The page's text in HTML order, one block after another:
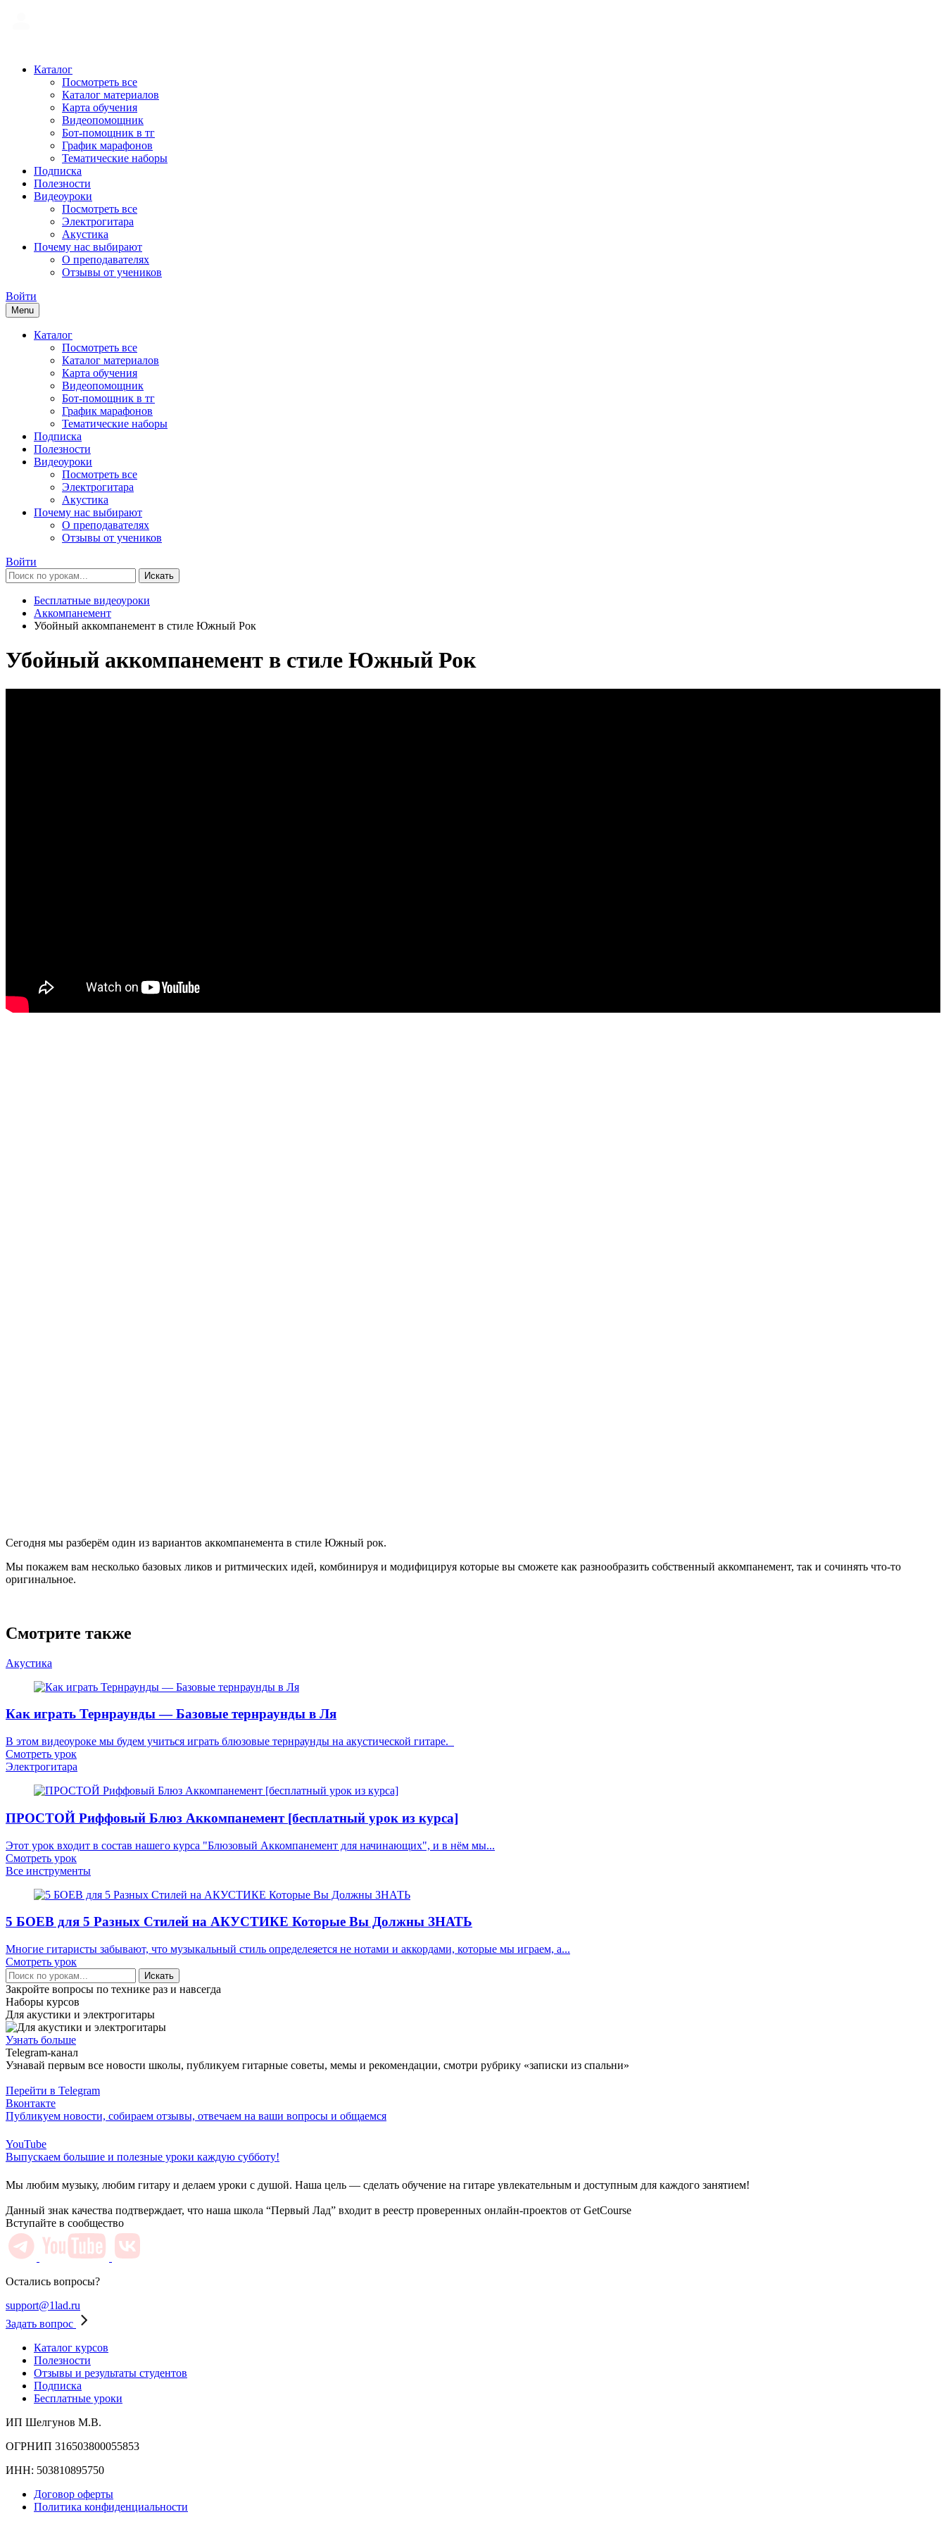
Каталог
Посмотреть все
Каталог материалов
Карта обучения
Видеопомощник
Бот-помощник в тг
График марафонов
Тематические наборы
Подписка
Полезности
Видеоуроки
Посмотреть все
Электрогитара
Акустика
Почему нас выбирают
О преподавателях
Отзывы от учеников
Войти
Menu
Каталог
Посмотреть все
Каталог материалов
Карта обучения
Видеопомощник
Бот-помощник в тг
График марафонов
Тематические наборы
Подписка
Полезности
Видеоуроки
Посмотреть все
Электрогитара
Акустика
Почему нас выбирают
О преподавателях
Отзывы от учеников
Войти
Искать
Бесплатные видеоуроки
Аккомпанемент
Убойный аккомпанемент в стиле Южный Рок
Убойный аккомпанемент в стиле Южный Рок
Сегодня мы разберём один из вариантов аккомпанемента в стиле Южный рок.
Мы покажем вам несколько базовых ликов и ритмических идей, комбинируя и модифицируя которые вы сможете как разнообразить собственный аккомпанемент, так и сочинять что-то
оригинальное.
Смотрите также
Акустика
Как играть Тернраунды — Базовые тернраунды в Ля
В этом видеоуроке мы будем учиться играть блюзовые тернраунды на акустической гитаре.
Смотреть урок
Электрогитара
ПРОСТОЙ Риффовый Блюз Аккомпанемент [бесплатный урок из курса]
Этот урок входит в состав нашего курса "Блюзовый Аккомпанемент для начинающих", и в нём мы...
Смотреть урок
Все инструменты
5 БОЕВ для 5 Разных Стилей на АКУСТИКЕ Которые Вы Должны ЗНАТЬ
Многие гитаристы забывают, что музыкальный стиль определеяется не нотами и аккордами, которые мы играем, а...
Смотреть урок
Искать
Закройте вопросы по технике раз и навсегда
Наборы курсов
Для акустики и электрогитары
Узнать больше
Telegram-канал
Узнавай первым все новости школы, публикуем гитарные советы, мемы и рекомендации, смотри рубрику «записки из спальни»
Перейти в Telegram
Вконтакте
Публикуем новости, собираем отзывы, отвечаем на ваши вопросы и общаемся
YouTube
Выпускаем большие и полезные уроки каждую субботу!
Мы любим музыку, любим гитару и делаем уроки с душой. Наша цель — сделать обучение на гитаре увлекательным и доступным для каждого занятием!
Данный знак качества подтверждает, что наша школа “Первый Лад” входит в реестр проверенных онлайн-проектов от GetCourse
Вступайте в сообщество
Остались вопросы?
support@1lad.ru
Задать вопрос
Каталог курсов
Полезности
Отзывы и результаты студентов
Подписка
Бесплатные уроки
ИП Шелгунов М.В.
ОГРНИП 316503800055853
ИНН: 503810895750
Договор оферты
Политика конфиденциальности